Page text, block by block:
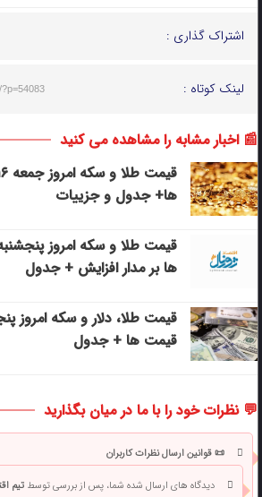
اشتراک گذاری :
لینک کوتاه : ?p=54083
📰 اخبار مشابه را مشاهده می کنید
ها+ جدول و جزییات
ها بر مدار افزایش + جدول
قیمت ها + جدول
💬 نظرات خود را با ما در میان بگذارید
📜 قوانین ارسال نظرات کاربران
دیدگاه های ارسال شده شما، پس از بررسی توسطتیم